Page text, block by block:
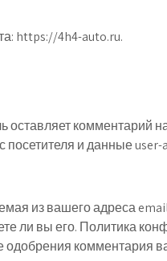
https://4h4-auto.ru.
оставляет комментарий
и данные
из вашего адреса
ли вы его. Политика
комментария